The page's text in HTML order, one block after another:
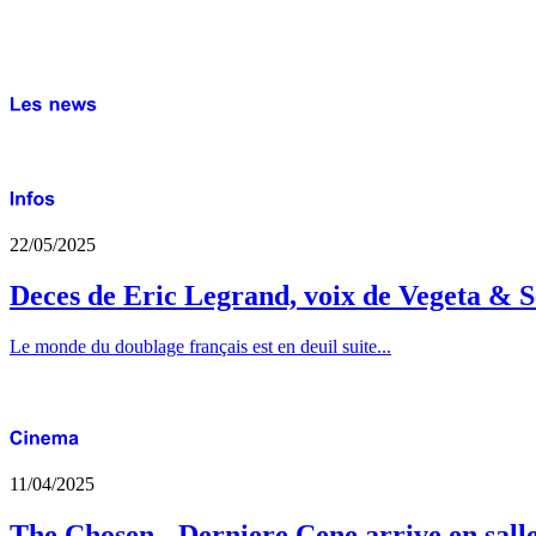
22/05/2025
Deces de Eric Legrand, voix de Vegeta &
Le monde du doublage français est en deuil suite...
11/04/2025